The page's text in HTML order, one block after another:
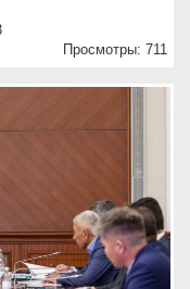
Просмотры: 711